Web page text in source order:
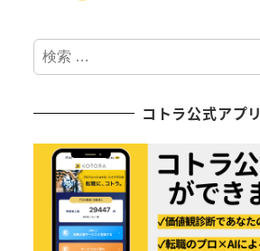
検
索
コトラ公式アプリ